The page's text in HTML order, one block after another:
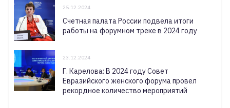
25.12.2024
Счетная палата России подвела итоги
работы на форумном треке в 2024 году
23.12.2024
Г. Карелова: В 2024 году Совет
Евразийского женского форума провел
рекордное количество мероприятий